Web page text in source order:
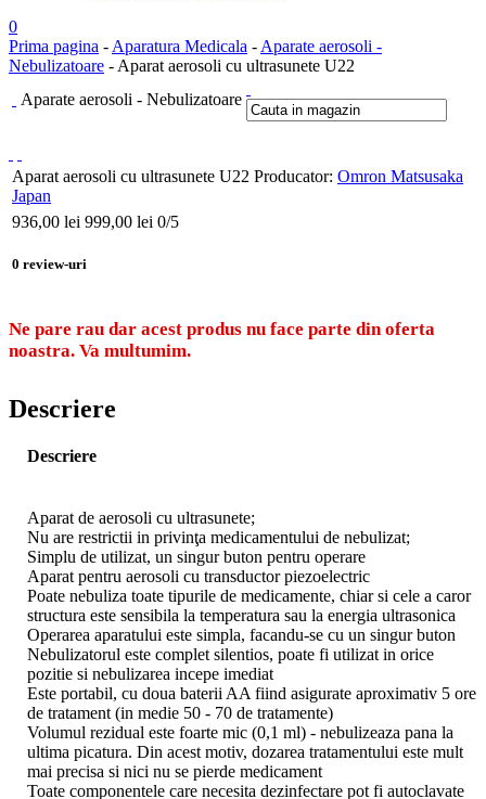
0
Prima pagina - Aparatura Medicala - Aparate aerosoli -
Nebulizatoare - Aparat aerosoli cu ultrasunete U22
Aparate aerosoli - Nebulizatoare
Aparat aerosoli cu ultrasunete U22 Producator: Omron Matsusaka
Japan
936,00 lei 999,00 lei 0/5
0 review-uri
Ne pare rau dar acest produs nu face parte din oferta
noastra. Va multumim.
Descriere
Descriere
Aparat de aerosoli cu ultrasunete;
Nu are restrictii in privinţa medicamentului de nebulizat;
Simplu de utilizat, un singur buton pentru operare
Aparat pentru aerosoli cu transductor piezoelectric
Poate nebuliza toate tipurile de medicamente, chiar si cele a caror
structura este sensibila la temperatura sau la energia ultrasonica
Operarea aparatului este simpla, facandu-se cu un singur buton
Nebulizatorul este complet silentios, poate fi utilizat in orice
pozitie si nebulizarea incepe imediat
Este portabil, cu doua baterii AA fiind asigurate aproximativ 5 ore
de tratament (in medie 50 - 70 de tratamente)
Volumul rezidual este foarte mic (0,1 ml) - nebulizeaza pana la
ultima picatura. Din acest motiv, dozarea tratamentului este mult
mai precisa si nici nu se pierde medicament
Toate componentele care necesita dezinfectare pot fi autoclavate